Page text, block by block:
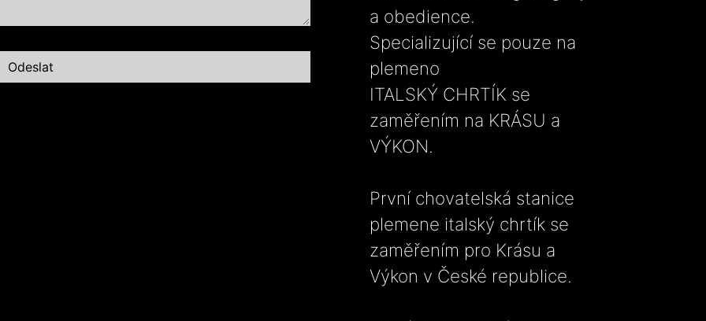
a obedience.
Specializující se pouze na
plemeno
ITALSKÝ CHRTÍK se
zaměřením na KRÁSU a
VÝKON.
První chovatelská stanice
plemene italský chrtík se
zaměřením pro Krásu a
Výkon v České republice.